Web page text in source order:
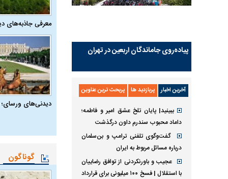
معرفی جاذبه‌های
دیدنی‌های ورسای؛
گوناگون
پیاده‌روی جاماندگان اربعین در تهران
آخرین اخبار پربازدید ها پربحث ترین عناوین
ببینید| پایان تلخ عشق امیر و فاطمه؛
داماد محبوب سندرم داون درگذشت
گفت‌وگوی تلفنی ترامپ و بن‌سلمان
درباره مسائل مربوط به ایران
عجیب و باورنکردنی از توافق رضاییان
با استقلال | فسخ ۱۰۰ میلیونی برای قرارداد